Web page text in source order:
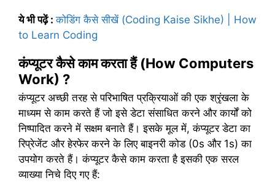
ये भी पढ़ें:कोडिंग कैसे सीखें (Coding Kaise Sikhe) | How
to Learn Coding
कंप्यूटर कैसे काम करता हैं (How Computers
Work) ?
कंप्यूटर अच्छी तरह से परिभाषित प्रक्रियाओं की एक श्रृंखला के
माध्यम से काम करते हैं जो इसे डेटा संसाधित करने और कार्यों को
निष्पादित करने में सक्षम बनाते हैं। इसके मूल में, कंप्यूटर डेटा का
रिप्रेजेंट और हेरफेर करने के लिए बाइनरी कोड (0s और 1s) का
उपयोग करते हैं। कंप्यूटर कैसे काम करता है इसकी एक सरल
व्याख्या निचे दिए गए हैं: